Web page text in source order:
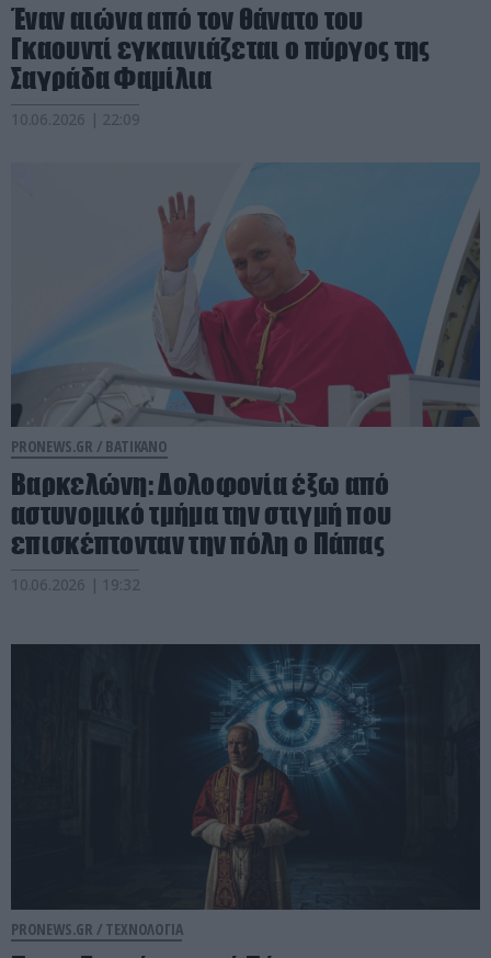
Έναν αιώνα από τον θάνατο του
Γκαουντί εγκαινιάζεται ο πύργος της
Σαγράδα Φαμίλια
10.06.2026 | 22:09
PRONEWS.GR / ΒΑΤΙΚΑΝΟ
Βαρκελώνη: Δολοφονία έξω από
αστυνομικό τμήμα την στιγμή που
επισκέπτονταν την πόλη ο Πάπας
10.06.2026 | 19:32
PRONEWS.GR / ΤΕΧΝΟΛΟΓΙΑ